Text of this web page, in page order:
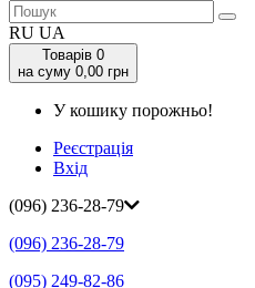
RU UA
Товарів 0
на суму 0,00 грн
У кошику порожньо!
Реєстрація
Вхід
(096) 236-28-79
(096) 236-28-79
(095) 249-82-86